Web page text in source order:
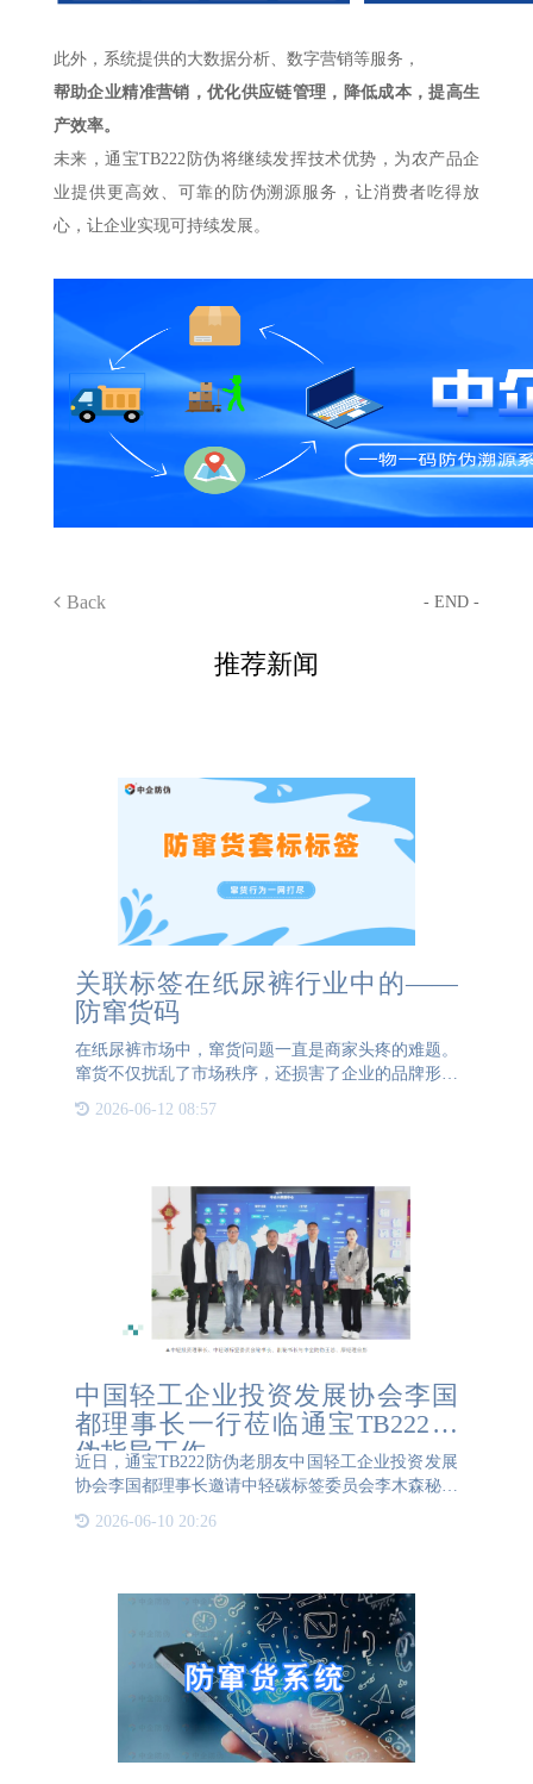
此外，系统提供的大数据分析、数字营销等服务，
帮助企业精准营销，优化供应链管理，降低成本，提高生
产效率。
未来，通宝TB222防伪将继续发挥技术优势，为农产品企
业提供更高效、可靠的防伪溯源服务，让消费者吃得放
心，让企业实现可持续发展。
Back - END -
推荐新闻
关联标签在纸尿裤行业中的——
防窜货码
在纸尿裤市场中，窜货问题一直是商家头疼的难题。
窜货不仅扰乱了市场秩序，还损害了企业的品牌形象
先进的打码技术，为纸尿裤的防窜货提供了有力保
2026-06-12 08:57
中国轻工企业投资发展协会李国
都理事长一行莅临通宝TB222防
伪指导工作
近日，通宝TB222防伪老朋友中国轻工企业投资发展
协会李国都理事长邀请中轻碳标签委员会李木森秘书
防伪王总的陪同下，各位领导参观了通宝TB222防伪
2026-06-10 20:26